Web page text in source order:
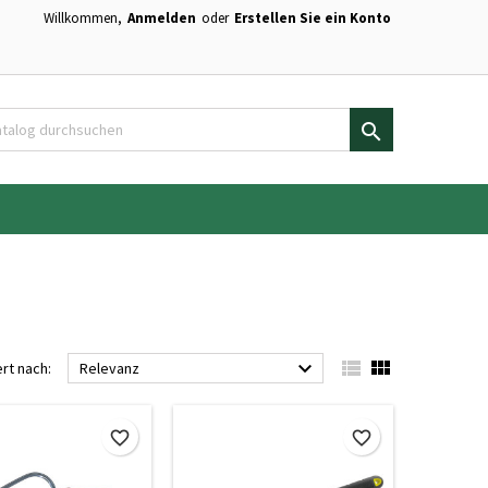
Willkommen, Anmelden oder Erstellen Sie ein Konto

nach: Relevanz   
favorite_border favorite_border
×
×
×
×